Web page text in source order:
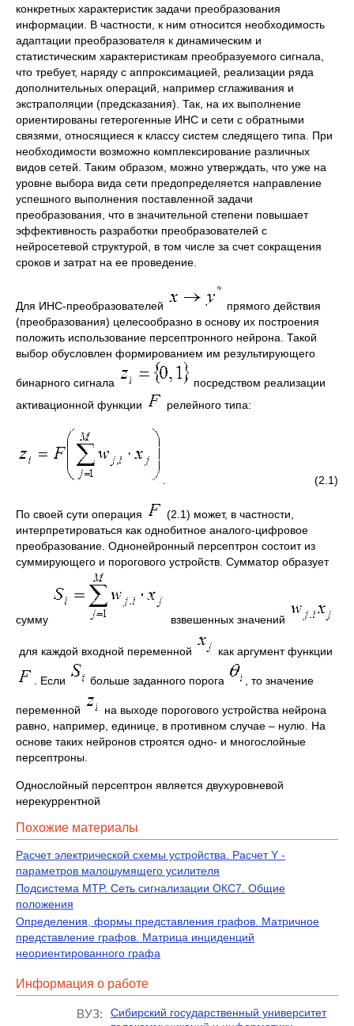
конкретных характеристик задачи преобразования
информации. В частности, к ним относится необходимость
адаптации преобразователя к динамическим и
статистическим характеристикам преобразуемого сигнала,
что требует, наряду с аппроксимацией, реализации ряда
дополнительных операций, например сглаживания и
экстраполяции (предсказания). Так, на их выполнение
ориентированы гетерогенные ИНС и сети с обратными
связями, относящиеся к классу систем следящего типа. При
необходимости возможно комплексирование различных
видов сетей. Таким образом, можно утверждать, что уже на
уровне выбора вида сети предопределяется направление
успешного выполнения поставленной задачи
преобразования, что в значительной степени повышает
эффективность разработки преобразователей с
нейросетевой структурой, в том числе за счет сокращения
сроков и затрат на ее проведение.
Для ИНС-преобразователей
прямого действия
(преобразования) целесообразно в основу их построения
положить использование персептронного нейрона. Такой
выбор обусловлен формированием им результирующего
бинарного сигнала
посредством реализации
активационной функции
релейного типа:
. (2.1)
По своей сути операция
(2.1) может, в частности,
интерпретироваться как однобитное аналого-цифровое
преобразование. Однонейронный персептрон состоит из
суммирующего и порогового устройств. Сумматор образует
сумму взвешенных значений
для каждой входной переменной как аргумент функции
. Если больше заданного порога , то значение
переменной
на выходе порогового устройства нейрона
равно, например, единице, в противном случае – нулю. На
основе таких нейронов строятся одно- и многослойные
персептроны.
Однослойный персептрон является двухуровневой
нерекуррентной
Похожие материалы
Расчет электрической схемы устройства. Расчет Y -
параметров малошумящего усилителя
Подсистема MTP. Сеть сигнализации ОКС7. Общие
положения
Определения, формы представления графов. Матричное
представление графов. Матрица инциденций
неориентированного графа
Информация о работе
ВУЗ:
Сибирский государственный университет